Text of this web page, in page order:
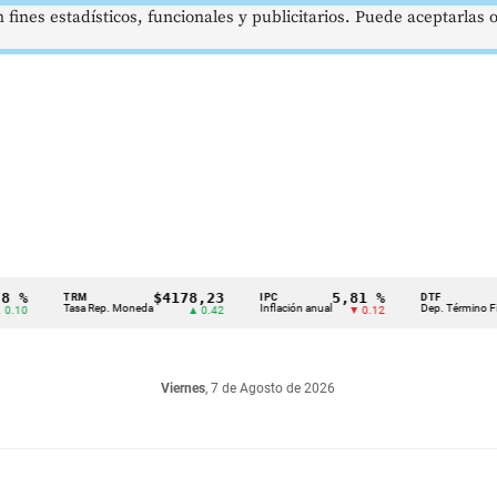
TRM
Tasa Rep. Moneda
$4178,23
▲ 0.42
IPC
Inflación anual
5,81 %
▼ 0.12
DTF
Dep. Término Fijo ▲
Viernes, 7 de Agosto de 2026
estadísticos, funcionales y publicitarios. Puede aceptarlas